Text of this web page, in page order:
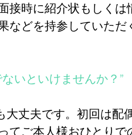
接時に紹介状もしく
などを持参していた
いといけませんか？”
丈夫です。初回は配
てご本人様おひとり